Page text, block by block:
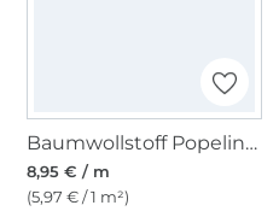
Baumwollstoff Popeline erdbeerrot
8,95 € / m
(5,97 € / 1 m²)